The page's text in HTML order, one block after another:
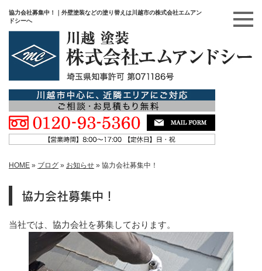
協力会社募集中！｜外壁塗装などの塗り替えは川越市の株式会社エムアン
ドシーへ
HOME » ブログ » お知らせ » 協力会社募集中！
協力会社募集中！
当社では、協力会社を募集しております。